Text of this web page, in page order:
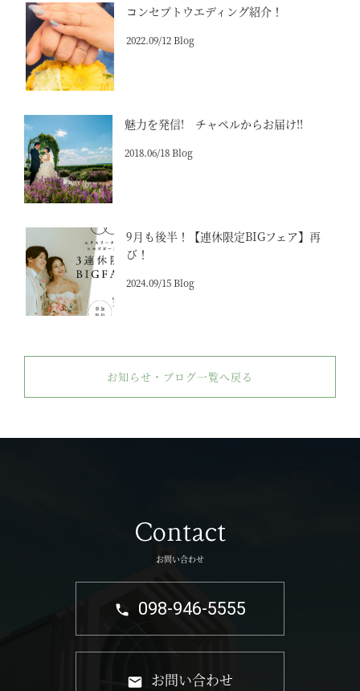
コンセプトウエディング紹介！
2022.09/12 Blog
魅力を発信! チャペルからお届け!!
2018.06/18 Blog
9月も後半！【連休限定BIGフェア】再
び！
2024.09/15 Blog
お知らせ・ブログ一覧へ戻る
Contact
お問い合わせ
098-946-5555
お問い合わせ